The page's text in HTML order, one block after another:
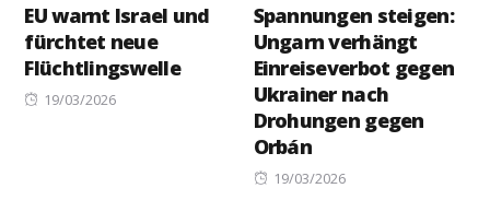
EU warnt Israel und
fürchtet neue
Flüchtlingswelle
Posted
19/03/2026
Spannungen steigen:
Ungarn verhängt
Einreiseverbot gegen
Ukrainer nach
Drohungen gegen
Orbán
Posted
19/03/2026